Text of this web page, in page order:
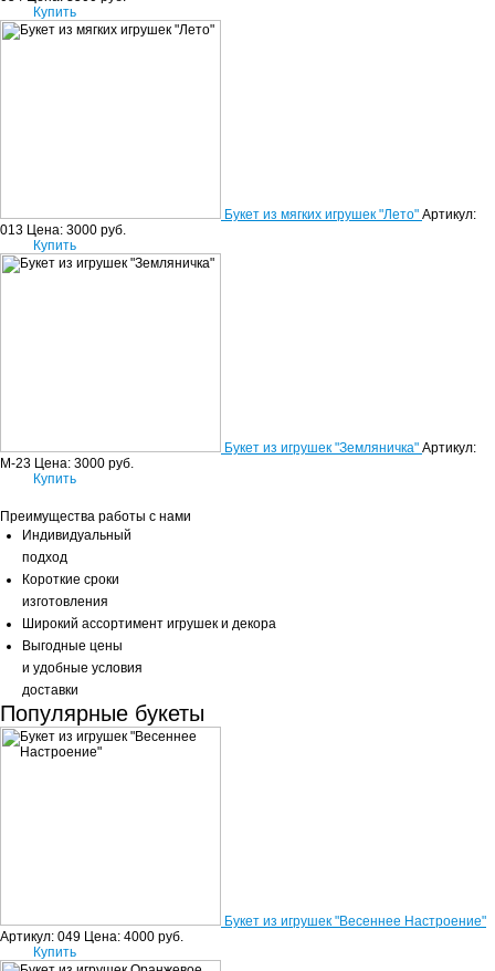
Купить
Букет из мягких игрушек "Лето" Артикул:
013 Цена: 3000 руб.
Купить
Букет из игрушек "Земляничка" Артикул:
М-23 Цена: 3000 руб.
Купить
Преимущества работы с нами
Индивидуальный
подход
Короткие сроки
изготовления
Широкий ассортимент игрушек и декора
Выгодные цены
и удобные условия
доставки
Популярные букеты
Букет из игрушек "Весеннее Настроение"
Артикул: 049 Цена: 4000 руб.
Купить